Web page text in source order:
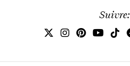
Suivre: